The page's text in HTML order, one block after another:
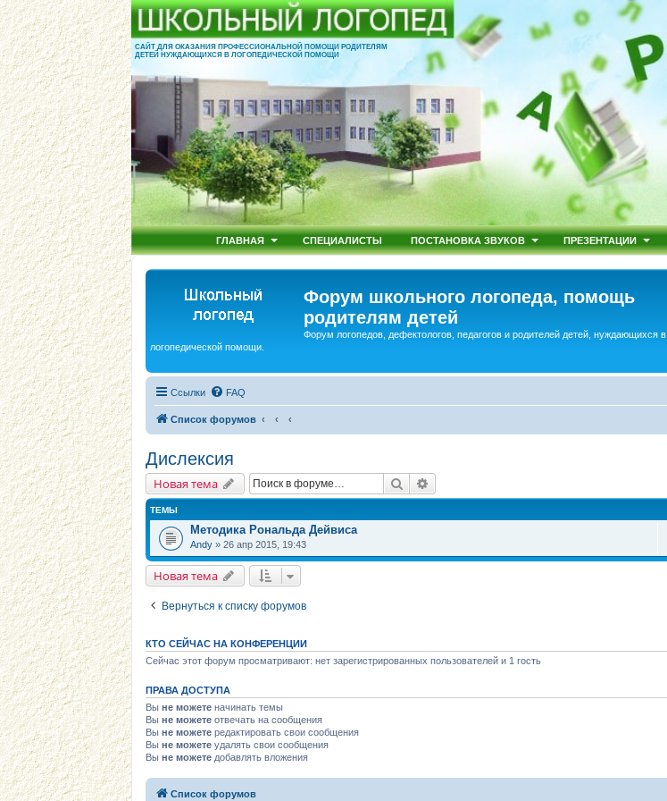
САЙТ ДЛЯ ОКАЗАНИЯ ПРОФЕССИОНАЛЬНОЙ ПОМОЩИ РОДИТЕЛЯМ
ДЕТЕЙ НУЖДАЮЩИХСЯ В ЛОГОПЕДИЧЕСКОЙ ПОМОЩИ
ГЛАВНАЯ СПЕЦИАЛИСТЫ ПОСТАНОВКА ЗВУКОВ ПРЕЗЕНТАЦИИ
Форум школьного логопеда, помощь
родителям детей
Форум логопедов, дефектологов, педагогов и родителей детей, нуждающихся в
логопедической помощи.
Ссылки FAQ
Список форумов
Дислексия
Новая тема Поиск
ТЕМЫ
Методика Рональда Дейвиса
Andy » 26 апр 2015, 19:43
Новая тема
Вернуться к списку форумов
КТО СЕЙЧАС НА КОНФЕРЕНЦИИ
Сейчас этот форум просматривают: нет зарегистрированных пользователей и 1 гость
ПРАВА ДОСТУПА
Вы не можете начинать темы
Вы не можете отвечать на сообщения
Вы не можете редактировать свои сообщения
Вы не можете удалять свои сообщения
Вы не можете добавлять вложения
Список форумов